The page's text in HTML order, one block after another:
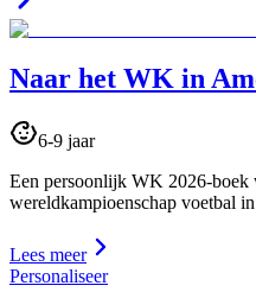
Naar het WK in
6-9 jaar
Een persoonlijk WK 2026-boek
wereldkampioenschap voetbal
Lees meer
Personaliseer